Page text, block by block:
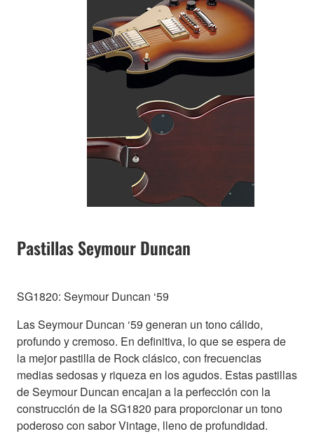
Pastillas Seymour Duncan
SG1820: Seymour Duncan ‘59
Las Seymour Duncan ‘59 generan un tono cálido,
profundo y cremoso. En definitiva, lo que se espera de
la mejor pastilla de Rock clásico, con frecuencias
medias sedosas y riqueza en los agudos. Estas pastillas
de Seymour Duncan encajan a la perfección con la
construcción de la SG1820 para proporcionar un tono
poderoso con sabor Vintage, lleno de profundidad.